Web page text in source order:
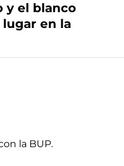
y el blanco
en la